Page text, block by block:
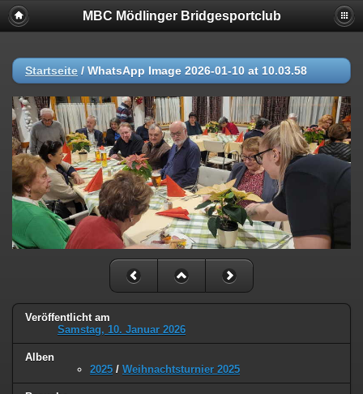
MBC Mödlinger Bridgesportclub
Startseite / WhatsApp Image 2026-01-10 at 10.03.58
Veröffentlicht am
Samstag, 10. Januar 2026
Alben
2025 / Weihnachtsturnier 2025